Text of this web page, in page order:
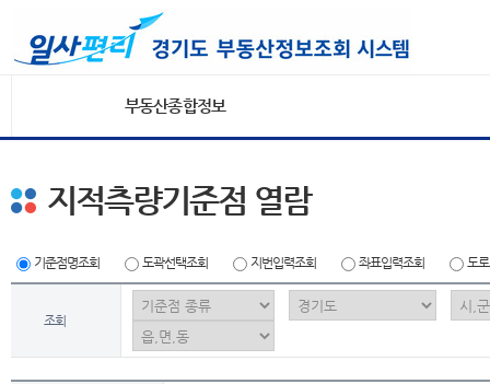
부동산종합정보
지적측량기준점 열람
기준점명조회 도곽선택조회 지번입력조회 좌표입력조회 도
조회